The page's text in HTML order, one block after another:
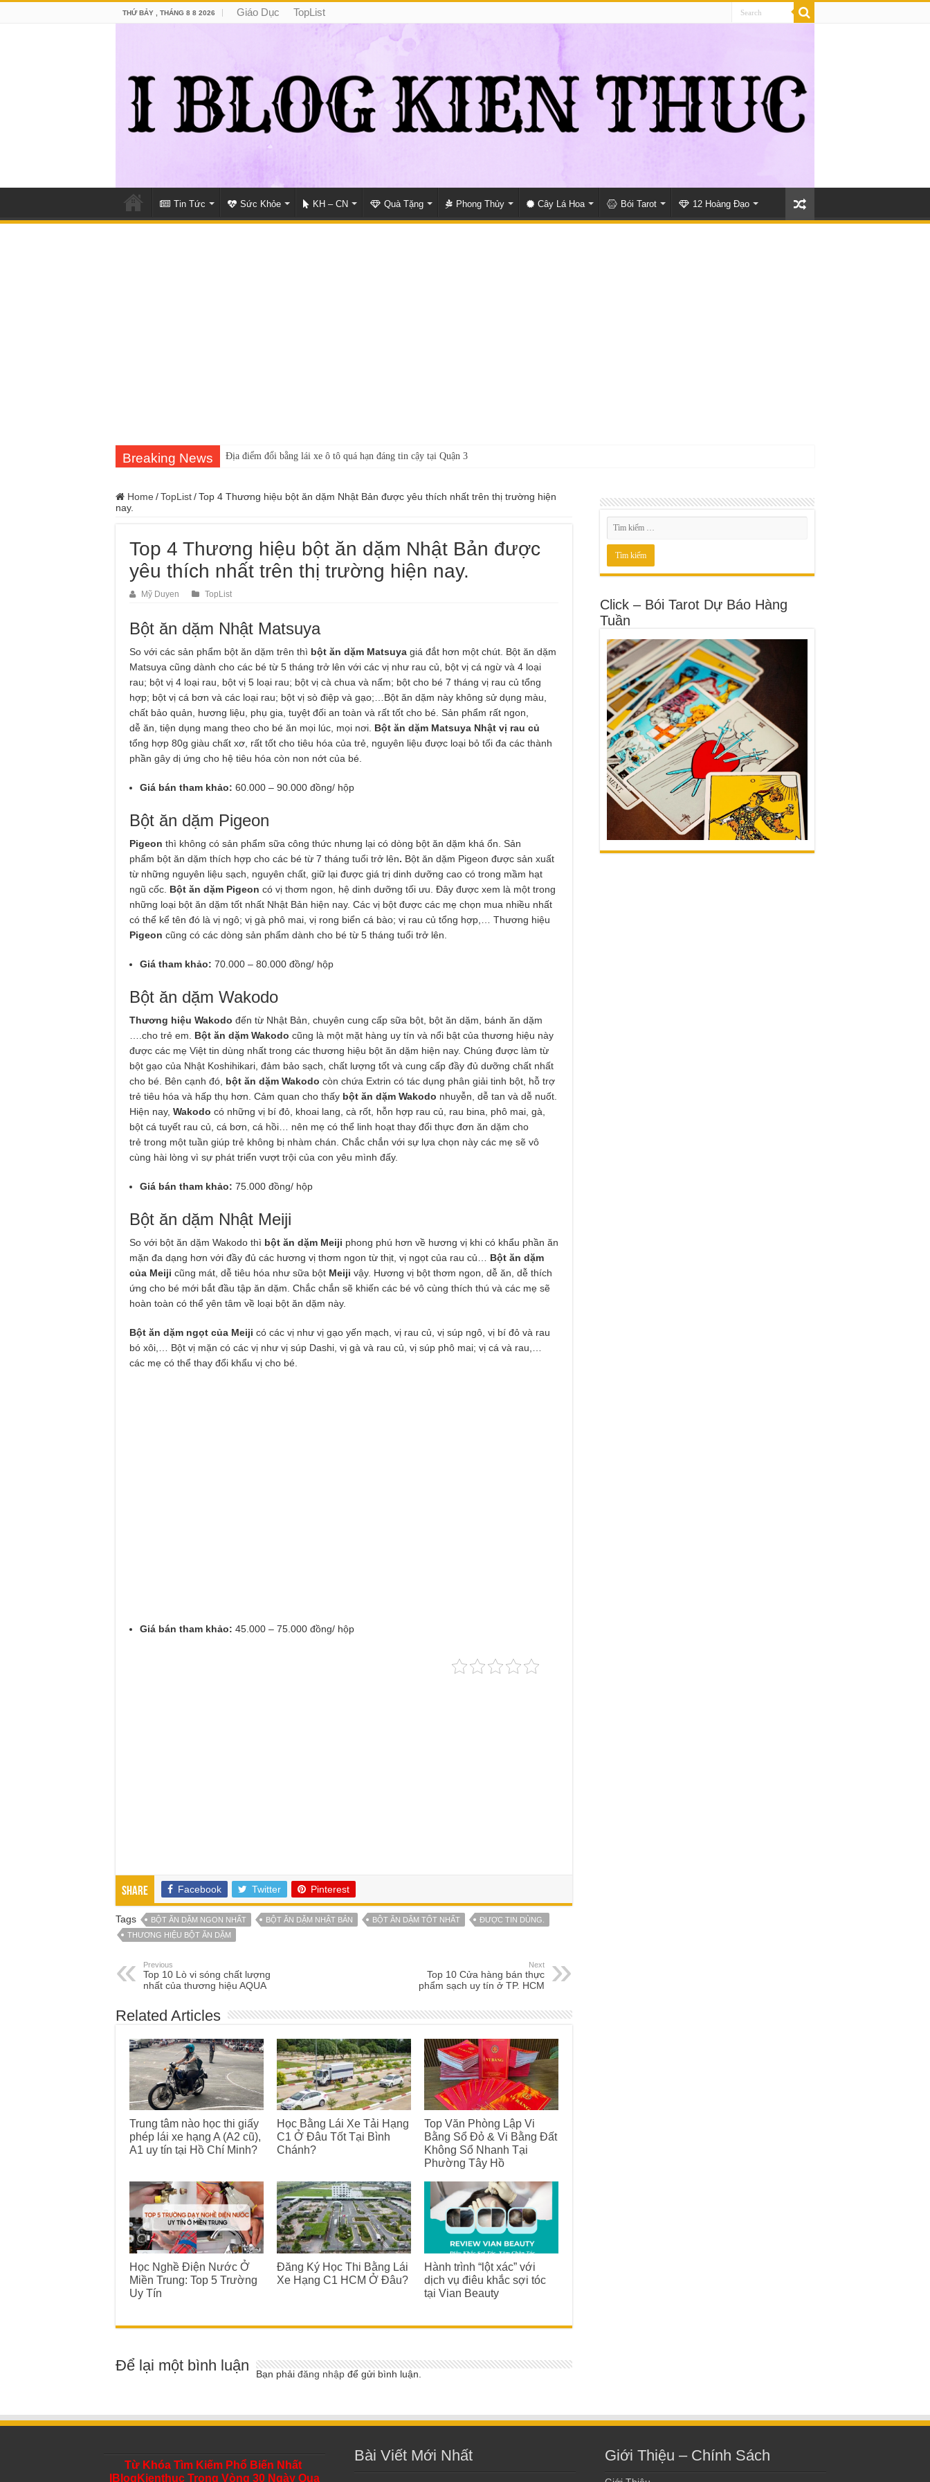
THỨ BẢY , THÁNG 8 8 2026 Giáo Dục TopList
Tin Tức Sức Khỏe KH – CN Quà Tặng Phong Thủy Cây Lá Hoa Bói Tarot 12 Hoàng Đạo
Breaking News Địa điểm đổi bằng lái xe ô tô quá hạn đáng tin cậy tại Quận 3
Home /TopList/Top 4 Thương hiệu bột ăn dặm Nhật Bản được yêu thích nhất trên thị trường hiện
nay.
Top 4 Thương hiệu bột ăn dặm Nhật Bản được
yêu thích nhất trên thị trường hiện nay.
Mỹ Duyen TopList
Bột ăn dặm Nhật Matsuya
So với các sản phẩm bột ăn dặm trên thì bột ăn dặm Matsuya giá đắt hơn một chút. Bột ăn dặm
Matsuya cũng dành cho các bé từ 5 tháng trở lên với các vị như rau củ, bột vị cá ngừ và 4 loại
rau; bột vị 4 loại rau, bột vị 5 loại rau; bột vị cà chua và nấm; bột cho bé 7 tháng vị rau củ tổng
hợp; bột vị cá bơn và các loại rau; bột vị sò điệp và gạo;…Bột ăn dặm này không sử dụng màu,
chất bảo quản, hương liệu, phụ gia, tuyệt đối an toàn và rất tốt cho bé. Sản phẩm rất ngon,
dễ ăn, tiện dụng mang theo cho bé ăn mọi lúc, mọi nơi. Bột ăn dặm Matsuya Nhật vị rau củ
tổng hợp 80g giàu chất xơ, rất tốt cho tiêu hóa của trẻ, nguyên liệu được loại bỏ tối đa các thành
phần gây dị ứng cho hệ tiêu hóa còn non nớt của bé.
Giá bán tham khảo: 60.000 – 90.000 đồng/ hộp
Bột ăn dặm Pigeon
Pigeon thì không có sản phẩm sữa công thức nhưng lại có dòng bột ăn dặm khá ổn. Sản
phẩm bột ăn dặm thích hợp cho các bé từ 7 tháng tuổi trở lên. Bột ăn dặm Pigeon được sản xuất
từ những nguyên liệu sạch, nguyên chất, giữ lại được giá trị dinh dưỡng cao có trong mầm hạt
ngũ cốc. Bột ăn dặm Pigeon có vị thơm ngon, hệ dinh dưỡng tối ưu. Đây được xem là một trong
những loại bột ăn dặm tốt nhất Nhật Bản hiện nay. Các vị bột được các mẹ chọn mua nhiều nhất
có thể kể tên đó là vị ngô; vị gà phô mai, vị rong biển cá bào; vị rau củ tổng hợp,… Thương hiệu
Pigeon cũng có các dòng sản phẩm dành cho bé từ 5 tháng tuổi trở lên.
Giá tham khảo: 70.000 – 80.000 đồng/ hộp
Bột ăn dặm Wakodo
Thương hiệu Wakodo đến từ Nhật Bản, chuyên cung cấp sữa bột, bột ăn dặm, bánh ăn dặm
….cho trẻ em.
Bột ăn dặm Wakodo cũng là một mặt hàng uy tín và nổi bật của thương hiệu này
được các mẹ Việt tin dùng nhất trong các thương hiệu bột ăn dặm hiện nay. Chúng được làm từ
bột gạo của Nhật Koshihikari, đảm bảo sạch, chất lượng tốt và cung cấp đầy đủ dưỡng chất nhất
cho bé. Bên cạnh đó, bột ăn dặm Wakodo còn chứa Extrin có tác dụng phân giải tinh bột, hỗ trợ
trẻ tiêu hóa và hấp thụ hơn. Cảm quan cho thấy bột ăn dặm Wakodo nhuyễn, dễ tan và dễ nuốt.
Hiện nay, Wakodo có những vị bí đỏ, khoai lang, cà rốt, hỗn hợp rau củ, rau bina, phô mai, gà,
bột cá tuyết rau củ, cá bơn, cá hồi… nên mẹ có thể linh hoạt thay đổi thực đơn ăn dặm cho
trẻ trong một tuần giúp trẻ không bị nhàm chán. Chắc chắn với sự lựa chọn này các mẹ sẽ vô
cùng hài lòng vì sự phát triển vượt trội của con yêu mình đấy.
Giá bán tham khảo: 75.000 đồng/ hộp
Bột ăn dặm Nhật Meiji
So với bột ăn dặm Wakodo thì bột ăn dặm Meiji phong phú hơn về hương vị khi có khẩu phần ăn
mặn đa dạng hơn với đầy đủ các hương vị thơm ngon từ thịt, vị ngọt của rau củ… Bột ăn dặm
của Meiji cũng mát, dễ tiêu hóa như sữa bột Meiji vậy. Hương vị bột thơm ngon, dễ ăn, dễ thích
ứng cho bé mới bắt đầu tập ăn dặm. Chắc chắn sẽ khiến các bé vô cùng thích thú và các mẹ sẽ
hoàn toàn có thể yên tâm về loại bột ăn dặm này.
Bột ăn dặm ngọt của Meiji có các vị như vị gạo yến mạch, vị rau củ, vị súp ngô, vị bí đỏ và rau
bó xôi,… Bột vị mặn có các vị như vị súp Dashi, vị gà và rau củ, vị súp phô mai; vị cá và rau,…
các mẹ có thể thay đổi khẩu vị cho bé.
Giá bán tham khảo: 45.000 – 75.000 đồng/ hộp
Share Facebook Twitter Pinterest
Tags BỘT ĂN DẶM NGON NHẤT BỘT ĂN DẶM NHẬT BẢN BỘT ĂN DẶM TỐT NHẤT
ĐƯỢC TIN DÙNG.
THƯƠNG HIỆU BỘT ĂN DẶM
Previous
Top 10 Lò vi sóng chất lượng
nhất của thương hiệu AQUA
Next
Top 10 Cửa hàng bán thực
phẩm sạch uy tín ở TP. HCM
Related Articles
Trung tâm nào học thi giấy
phép lái xe hạng A (A2 cũ),
A1 uy tín tại Hồ Chí Minh?
Học Bằng Lái Xe Tải Hạng
C1 Ở Đâu Tốt Tại Bình
Chánh?
Top Văn Phòng Lập Vi
Bằng Sổ Đỏ & Vi Bằng Đất
Không Sổ Nhanh Tại
Phường Tây Hồ
Học Nghề Điện Nước Ở
Miền Trung: Top 5 Trường
Uy Tín
Đăng Ký Học Thi Bằng Lái
Xe Hạng C1 HCM Ở Đâu?
Hành trình “lột xác” với
dịch vụ điêu khắc sợi tóc
tại Vian Beauty
Để lại một bình luận Bạn phải đăng nhập để gửi bình luận.
Click – Bói Tarot Dự Báo Hàng
Tuần
Từ Khóa Tìm Kiếm Phổ Biến Nhất
IBlogKienthuc Trong Vòng 30 Ngày Qua
Bài Viết Mới Nhất Giới Thiệu – Chính Sách